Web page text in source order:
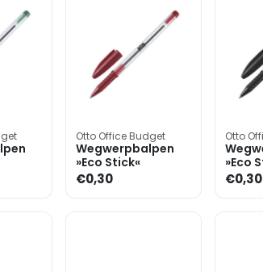
Otto Office Budget
Wegwerpbalpen
»Eco Stick«
€0,30
Otto
»Eco
€0,30